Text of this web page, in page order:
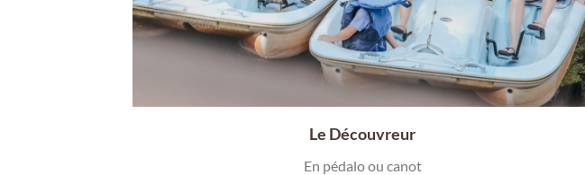
Le Découvreur
En pédalo ou canot